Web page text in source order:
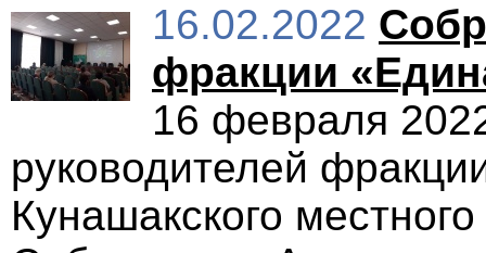
16.02.2022
фракции
16 февраля
руководителей
Кунашакского